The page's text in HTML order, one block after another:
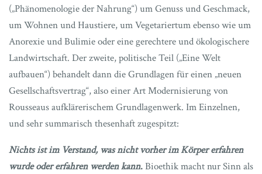
(„Phänomenologie der Nahrung“) um Genuss und Geschmack,
um Wohnen und Haustiere, um Vegetariertum ebenso wie um
Anorexie und Bulimie oder eine gerechtere und ökologischere
Landwirtschaft. Der zweite, politische Teil („Eine Welt
aufbauen“) behandelt dann die Grundlagen für einen „neuen
Gesellschaftsvertrag“, also einer Art Modernisierung von
Rousseaus aufklärerischem Grundlagenwerk. Im Einzelnen,
und sehr summarisch thesenhaft zugespitzt:
Nichts ist im Verstand, was nicht vorher im Körper erfahren
wurde oder erfahren werden kann.Bioethik macht nur Sinn als